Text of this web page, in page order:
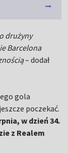
drużyny
Barcelona
– dodał
gola
poczekać.
w dzień 34.
z Realem